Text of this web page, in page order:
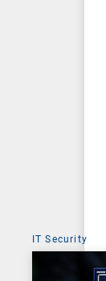
IT Security